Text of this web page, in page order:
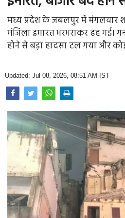
Farm & Food
Health & Lifestyle
Home
मध्य प्रदेश के जबलपुर में मंगलवार
मंजिला इमारत भरभराकर ढह गई।
होने से बड़ा हादसा टल गया और
Updated: Jul 08, 2026, 08:51 AM IST